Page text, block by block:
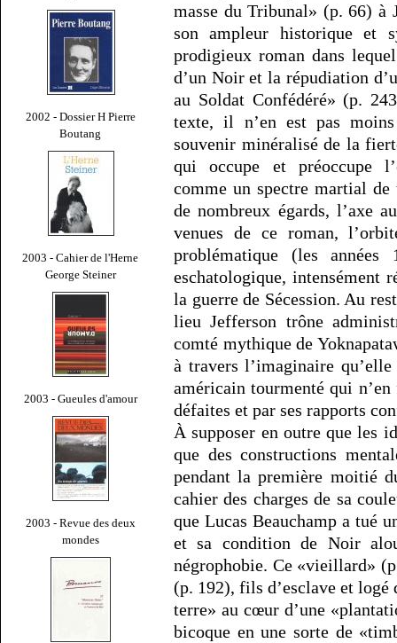
2002 - Dossier H Pierre
Boutang
2003 - Cahier de l'Herne
George Steiner
2003 - Gueules d'amour
2003 - Revue des deux
mondes
masse du Tribunal» (p. 66) à
son ampleur historique et
prodigieux roman dans
d’un Noir et la répudiation
au Soldat Confédéré» (p.
texte, il n’en est pas
souvenir minéralisé de la
qui occupe et préoccupe
comme un spectre martial
de nombreux égards, l’axe
venues de ce roman,
problématique (les
eschatologique, intensément
la guerre de Sécession. Au
lieu Jefferson trône
comté mythique de
à travers l’imaginaire
américain tourmenté qui
défaites et par ses rapports
À supposer en outre que les
que des constructions
pendant la première moitié
cahier des charges de sa
que Lucas Beauchamp a tué
et sa condition de Noir
négrophobie. Ce «vieillard»
(p. 192), fils d’esclave et logé
terre» au cœur d’une
bicoque en une sorte de